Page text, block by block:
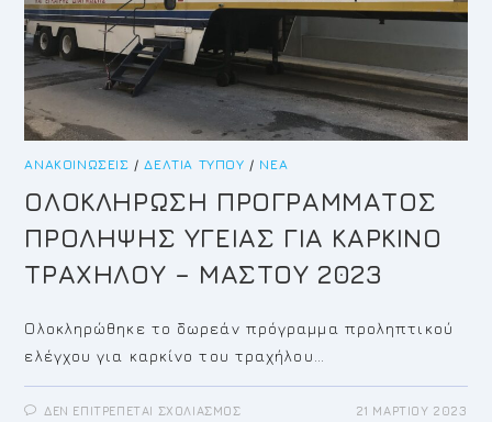
ΑΝΑΚΟΙΝΏΣΕΙΣ /ΔΕΛΤΊΑ ΤΎΠΟΥ / ΝΈΑ
OΛΟΚΛΗΡΩΣΗ ΠΡΟΓΡΑΜΜΑΤΟΣ
ΠΡΟΛΗΨΗΣ ΥΓΕΙΑΣ ΓΙΑ ΚΑΡΚΙΝΟ
ΤΡΑΧΗΛΟΥ – ΜΑΣΤΟΥ 2023
Ολοκληρώθηκε το δωρεάν πρόγραμμα προληπτικού
ελέγχου για καρκίνο του τραχήλου…
ΔΕΝ ΕΠΙΤΡΈΠΕΤΑΙ ΣΧΟΛΙΑΣΜΌΣΣΤΟ 21 ΜΑΡΤΊΟΥ 2023